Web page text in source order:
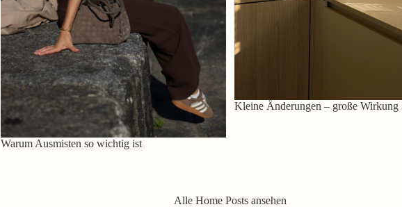
Warum Ausmisten so wichtig ist
Kleine Änderungen – große Wirkung
Alle Home Posts ansehen